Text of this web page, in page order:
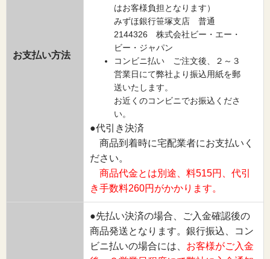
お支払い方法
はお客様負担となります）
みずほ銀行笹塚支店 普通
2144326 株式会社ビー・エー・
ビー・ジャパン
コンビニ払い ご注文後、２～３
営業日にて弊社より振込用紙を郵
送いたします。
お近くのコンビニでお振込くださ
い。
●代引き決済
商品到着時に宅配業者にお支払いく
ださい。
商品代金とは別途、料515円、代引
き手数料260円がかかります。
●先払い決済の場合、ご入金確認後の
商品発送となります。銀行振込、コン
ビニ払いの場合には、 お客様がご入金